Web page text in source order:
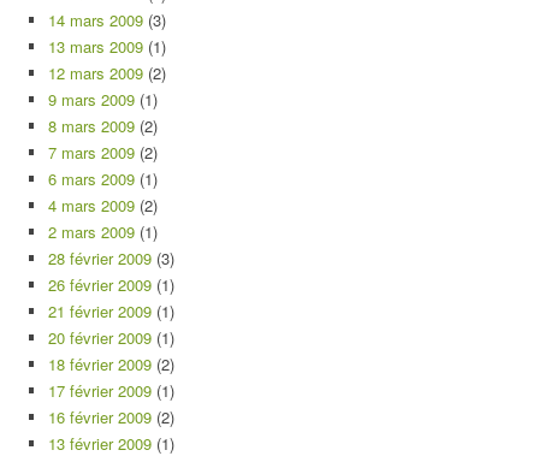
14 mars 2009 (3)
13 mars 2009 (1)
12 mars 2009 (2)
9 mars 2009 (1)
8 mars 2009 (2)
7 mars 2009 (2)
6 mars 2009 (1)
4 mars 2009 (2)
2 mars 2009 (1)
28 février 2009 (3)
26 février 2009 (1)
21 février 2009 (1)
20 février 2009 (1)
18 février 2009 (2)
17 février 2009 (1)
16 février 2009 (2)
13 février 2009 (1)